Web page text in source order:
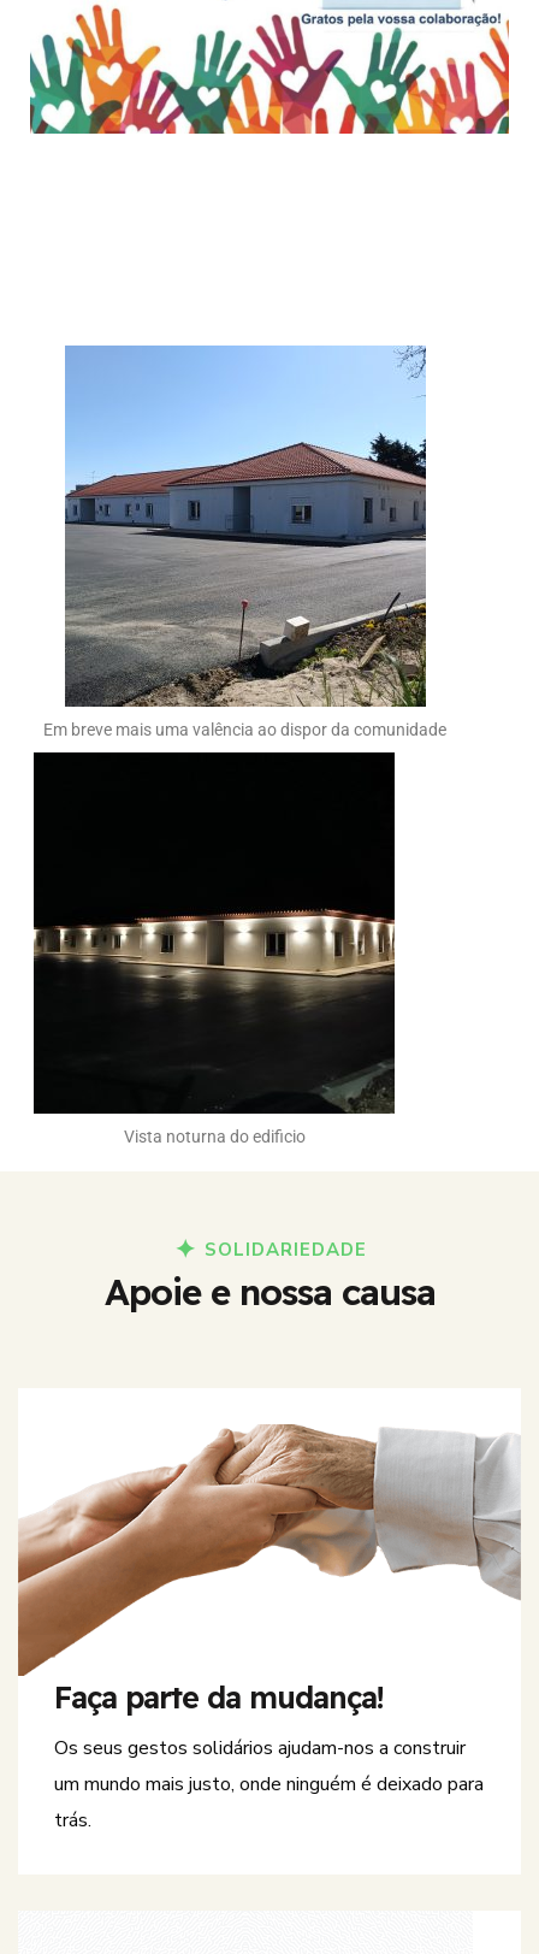
Em breve mais uma valência ao dispor da comunidade
Vista noturna do edificio
SOLIDARIEDADE
Apoie e nossa causa
Faça parte da mudança!
Os seus gestos solidários ajudam-nos a construir
um mundo mais justo, onde ninguém é deixado para
trás.